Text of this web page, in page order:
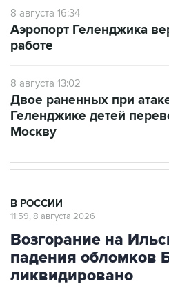
8 августа 16:34
Аэропорт Геленджика
работе
8 августа 13:02
Двое раненных при
Геленджике детей
Москву
В РОССИИ
11:59, 8 августа 2026
Возгорание на
падения обломков
ликвидировано